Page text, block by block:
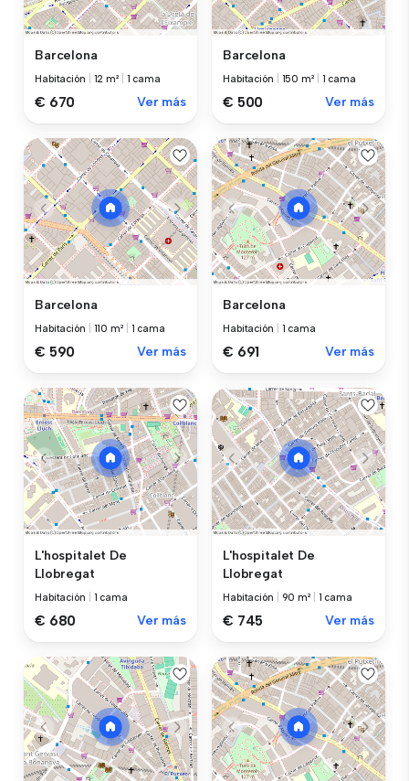
Barcelona
Habitación 12 m² 1 cama
€ 670 Ver más
Barcelona
Habitación 150 m² 1 cama
€ 500 Ver más
Barcelona
Habitación 110 m² 1 cama
€ 590 Ver más
Barcelona
Habitación 1 cama
€ 691 Ver más
L'hospitalet De
Llobregat
Habitación 1 cama
€ 680 Ver más
L'hospitalet De
Llobregat
Habitación 90 m² 1 cama
€ 745 Ver más